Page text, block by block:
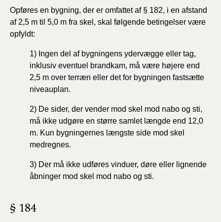
Opføres en bygning, der er omfattet af § 182, i en afstand
af 2,5 m til 5,0 m fra skel, skal følgende betingelser være
opfyldt:
1) Ingen del af bygningens ydervægge eller tag,
inklusiv eventuel brandkam, må være højere end
2,5 m over terræn eller det for bygningen fastsætte
niveauplan.
2) De sider, der vender mod skel mod nabo og sti,
må ikke udgøre en større samlet længde end 12,0
m. Kun bygningernes længste side mod skel
medregnes.
3) Der må ikke udføres vinduer, døre eller lignende
åbninger mod skel mod nabo og sti.
§ 184